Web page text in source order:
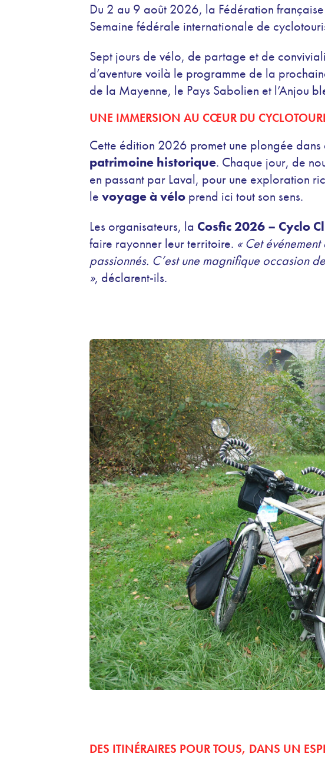
Du 2 au 9 août 2026, la Fédération
Semaine fédérale internationale de
Sept jours de vélo, de partage et de
d’aventure voilà le programme de la
de la Mayenne, le Pays Sabolien et l’Anjou
UNE IMMERSION AU CŒUR DU
Cette édition 2026 promet une plongée
patrimoine historique. Chaque jour, de
en passant par Laval, pour une exploration
le voyage à vélo prend ici tout son sens.
Les organisateurs, la Cosfic 2026 – Cyclo
faire rayonner leur territoire. « Cet
passionnés. C’est une magnifique occasion
», déclarent-ils.
DES ITINÉRAIRES POUR TOUS, DANS UN